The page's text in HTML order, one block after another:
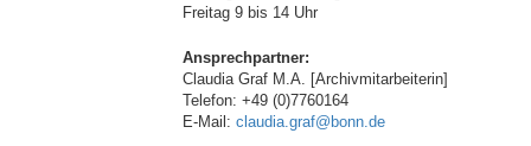
Freitag 9 bis 14 Uhr
Ansprechpartner:
Claudia Graf M.A. [Archivmitarbeiterin]
Telefon: +49 (0)7760164
E-Mail: claudia.graf@bonn.de